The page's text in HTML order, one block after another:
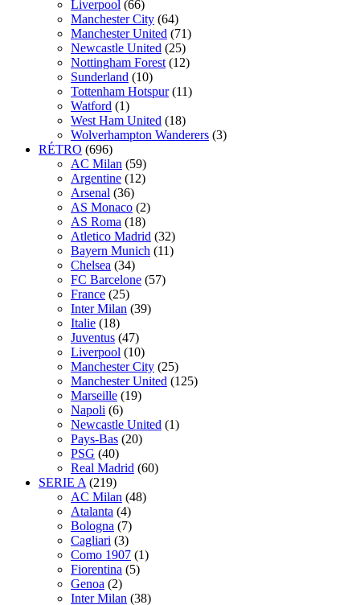
Liverpool (66)
Manchester City (64)
Manchester United (71)
Newcastle United (25)
Nottingham Forest (12)
Sunderland (10)
Tottenham Hotspur (11)
Watford (1)
West Ham United (18)
Wolverhampton Wanderers (3)
RÉTRO (696)
AC Milan (59)
Argentine (12)
Arsenal (36)
AS Monaco (2)
AS Roma (18)
Atletico Madrid (32)
Bayern Munich (11)
Chelsea (34)
FC Barcelone (57)
France (25)
Inter Milan (39)
Italie (18)
Juventus (47)
Liverpool (10)
Manchester City (25)
Manchester United (125)
Marseille (19)
Napoli (6)
Newcastle United (1)
Pays-Bas (20)
PSG (40)
Real Madrid (60)
SERIE A (219)
AC Milan (48)
Atalanta (4)
Bologna (7)
Cagliari (3)
Como 1907 (1)
Fiorentina (5)
Genoa (2)
Inter Milan (38)